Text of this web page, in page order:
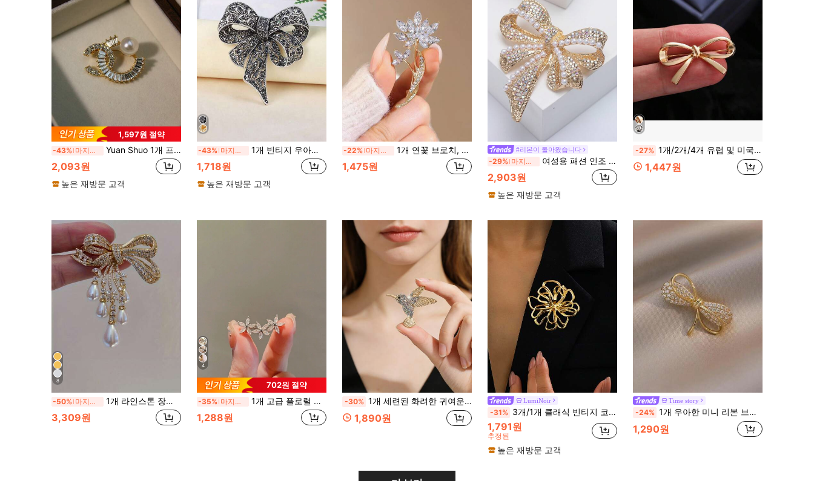
1,597원 절약
-43% 마지막 2일 Yuan Shuo 1개 프리미엄 다이아몬드 인크러스트 3D 장식 레터 브로치, 스웨터/코트 일상 착용용
2,093원
높은 재방문 고객
-43% 마지막 2일 1개 빈티지 우아한 개인 맞춤형 풀 다이아몬드 블랙 보우 브로치, 여성용 가디건/수트 액세서리
1,718원
높은 재방문 고객
-22% 마지막 3일 1개 연꽃 브로치, 럭셔리 우아한 브로치 핀, 외출, 파티, 여성 의류 장식 액세서리에 적합
1,475원
#리본이 돌아왔습니다
-29% 마지막 3일 여성용 패션 인조 진주 라인스톤 리본 브로치, 나비 모양 브로치 드레스 핀 액세서리, 발렌타인데이 선물, 엄마, 어머니, 어버이날 선물
2,903원
높은 재방문 고객
-27% 1개/2개/4개 유럽 및 미국 스타일 메탈 보우노트 브로치 독특한 디자인 틈새 액세서리 V넥 미끄럼 방지 핀, 다용도 드레스 액세서리 옷 가방 참 학교 사무실 액세서리 셔츠 재킷 보석 크리스마스 할로윈 옷 핀 재미있는 귀여운 선생님 선물
1,447원
8
-50% 마지막 3일 1개 라인스톤 장식의 패셔너블한 과장된 플로럴 브로치
3,309원
4
702원 절약
-35% 마지막 3일 1개 고급 플로럴 여성용 브로치 핀, 의류용 소형 장식 핀, 니치 노출 방지 버클 핀 액세서리
1,288원
-30% 1개 세련된 화려한 귀여운 창의적인 다용도 새 브로치 핀, 여성의 일상 및 파티 착용 장식에 적합
1,890원
LumiNoir
-31% 3개/1개 클래식 빈티지 코인 플로럴 에나멜 텍스처 메탈 브로치 세트, 화이트 & 골드 컬러, 여성용 데일리, 직장, 파티, 휴일 착용을 위한 다용도 우아한 액세서리
1,791원
추정된
높은 재방문 고객
Time story
-24% 1개 우아한 미니 리본 브로치, 이중 레이어 기하학적 핀 의류 액세서리
1,290원